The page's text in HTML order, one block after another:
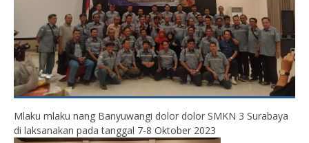
Mlaku mlaku nang Banyuwangi dolor dolor SMKN 3 Surabaya
di laksanakan pada tanggal 7-8 Oktober 2023